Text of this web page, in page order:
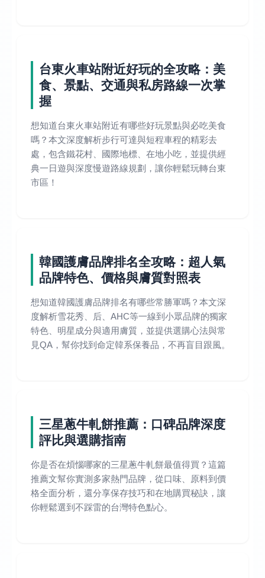
台東火車站附近好玩的全攻略：美
食、景點、交通與私房路線一次掌
握
想知道台東火車站附近有哪些好玩景點與必吃美食
嗎？本文深度解析步行可達與短程車程的精彩去
處，包含鐵花村、國際地標、在地小吃，並提供經
典一日遊與深度慢遊路線規劃，讓你輕鬆玩轉台東
市區！
韓國護膚品牌排名全攻略：超人氣
品牌特色、價格與膚質對照表
想知道韓國護膚品牌排名有哪些常勝軍嗎？本文深
度解析雪花秀、后、AHC等一線到小眾品牌的獨家
特色、明星成分與適用膚質，並提供選購心法與常
見QA，幫你找到命定韓系保養品，不再盲目跟風。
三星蔥牛軋餅推薦：口碑品牌深度
評比與選購指南
你是否在煩惱哪家的三星蔥牛軋餅最值得買？這篇
推薦文幫你實測多家熱門品牌，從口味、原料到價
格全面分析，還分享保存技巧和在地購買秘訣，讓
你輕鬆選到不踩雷的台灣特色點心。